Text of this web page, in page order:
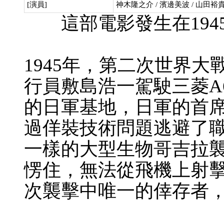
[演員] 神木隆之介 / 濱邊美波 / 山田裕
這部電影發生在1945
1945年，第二次世界大
行員敷島浩一駕駛三菱
的日軍基地，日軍的首
過佯裝技術問題逃避了
一樣的大型生物哥吉拉
愣住，無法從飛機上射
次襲擊中唯一的倖存者